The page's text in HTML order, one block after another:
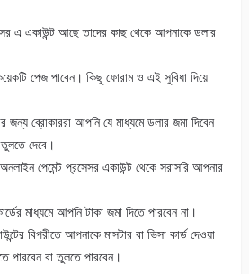
এ একাউন্ট আছে তাদের কাছ থেকে আপনাকে ডলার
পেজ পাবেন। কিছু ফোরাম ও এই সুবিধা দিয়ে
জন্য ব্রোকাররা আপনি যে মাধ্যমে ডলার জমা দিবেন
দেবে।
পেমেন্ট প্রসেসর একাউন্ট থেকে সরাসরি আপনার
মাধ্যমে আপনি টাকা জমা দিতে পারবেন না।
বিপরীতে আপনাকে মাসটার বা ভিসা কার্ড দেওয়া
পারবেন বা তুলতে পারবেন।